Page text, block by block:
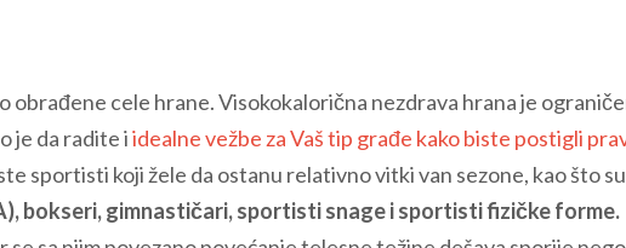
obrađene cele hrane. Visokokalorična nezdrava hrana je
je da radite iidealne vežbe za Vaš tip građe kako biste postigli
sportisti koji žele da ostanu relativno vitki van sezone, kao što su
bokseri, gimnastičari, sportisti snage i sportisti fizičke forme.